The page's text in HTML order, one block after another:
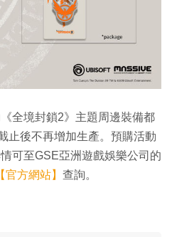
全境封鎖2》主題周邊裝備都
止後不再增加生產。預購活動
可至GSE亞洲遊戲娛樂公司的
【官方網站】 查詢。